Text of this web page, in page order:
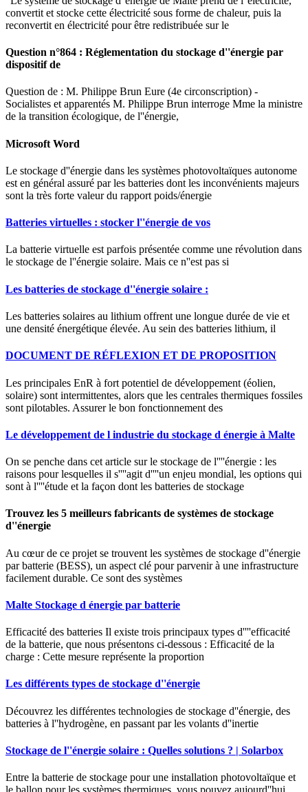
convertit et stocke cette électricité sous forme de chaleur, puis la
reconvertit en électricité pour être redistribuée sur le
Question n°864 : Réglementation du stockage d''énergie par
dispositif de
Question de : M. Philippe Brun Eure (4e circonscription) -
Socialistes et apparentés M. Philippe Brun interroge Mme la ministre
de la transition écologique, de l''énergie,
Microsoft Word
Le stockage d''énergie dans les systèmes photovoltaïques autonome
est en général assuré par les batteries dont les inconvénients majeurs
sont la très forte valeur du rapport poids/énergie
Batteries virtuelles : stocker l''énergie de vos
La batterie virtuelle est parfois présentée comme une révolution dans
le stockage de l''énergie solaire. Mais ce n''est pas si
Les batteries de stockage d''énergie solaire :
Les batteries solaires au lithium offrent une longue durée de vie et
une densité énergétique élevée. Au sein des batteries lithium, il
DOCUMENT DE RÉFLEXION ET DE PROPOSITION
Les principales EnR à fort potentiel de développement (éolien,
solaire) sont intermittentes, alors que les centrales thermiques fossiles
sont pilotables. Assurer le bon fonctionnement des
Le développement de l industrie du stockage d énergie à Malte
On se penche dans cet article sur le stockage de l''''énergie : les
raisons pour lesquelles il s''''agit d''''un enjeu mondial, les options qui
sont à l''''étude et la façon dont les batteries de stockage
Trouvez les 5 meilleurs fabricants de systèmes de stockage
d''énergie
Au cœur de ce projet se trouvent les systèmes de stockage d''énergie
par batterie (BESS), un aspect clé pour parvenir à une infrastructure
facilement durable. Ce sont des systèmes
Malte Stockage d énergie par batterie
Efficacité des batteries Il existe trois principaux types d''''efficacité
de la batterie, que nous présentons ci-dessous : Efficacité de la
charge : Cette mesure représente la proportion
Les différents types de stockage d''énergie
Découvrez les différentes technologies de stockage d''énergie, des
batteries à l''hydrogène, en passant par les volants d''inertie
Stockage de l''énergie solaire : Quelles solutions ? | Solarbox
Entre la batterie de stockage pour une installation photovoltaïque et